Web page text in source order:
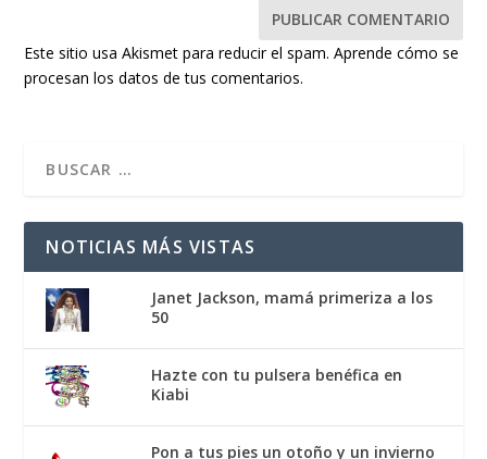
Este sitio usa Akismet para reducir el spam.Aprende cómo se
procesan los datos de tus comentarios.
NOTICIAS MÁS VISTAS
Janet Jackson, mamá primeriza a los
50
Hazte con tu pulsera benéfica en
Kiabi
Pon a tus pies un otoño y un invierno